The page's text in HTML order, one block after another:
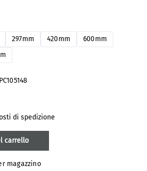
di spedizione
magazzino
297mm 420mm
600mm
prodotto: inserisci la
carrello